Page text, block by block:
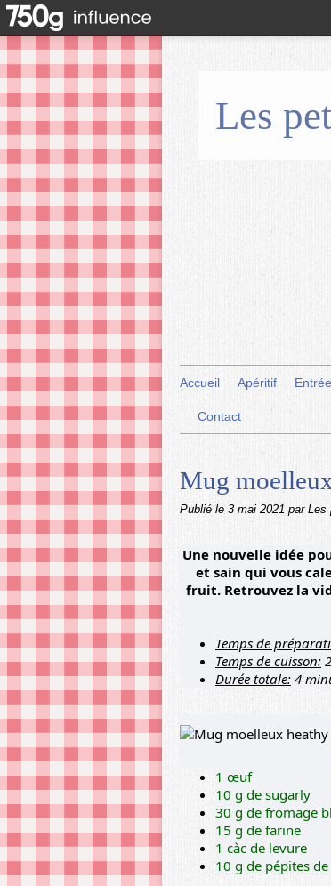
Les
Accueil Apéritif
Contact
Mug
Publié le 3 mai 2021 par Les
Une nouvelle idée
et sain qui vous
fruit. Retrouvez la
Temps de
Temps de cuisson:
Durée totale: 4
1 œuf
10 g de sugarly
30 g de fromage
15 g de farine
1 càc de levure
10 g de pépites